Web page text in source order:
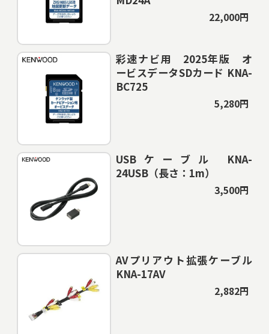
22,000円
彩速ナビ用 2025年版 オ
ービスデータSDカード KNA-
BC725
5,280円
USBケーブル KNA-
24USB（長さ：1m）
3,500円
AVプリアウト拡張ケーブル
KNA-17AV
2,882円